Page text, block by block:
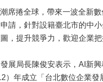
捲全球，帶來一波全新數
請，針對設籍臺北市的中
，提升競爭力，歡迎企業把
局長陳俊安表示，AI新興
）年成立「台北數位企業